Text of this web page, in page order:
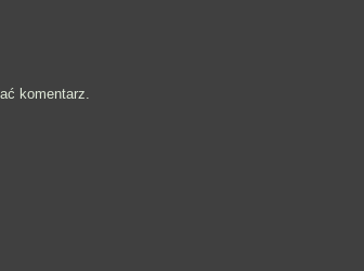
komentarz.